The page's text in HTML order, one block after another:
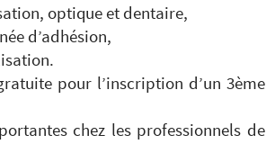
optique et dentaire,
d’adhésion,
pour l’inscription d’un 3ème
chez les professionnels de